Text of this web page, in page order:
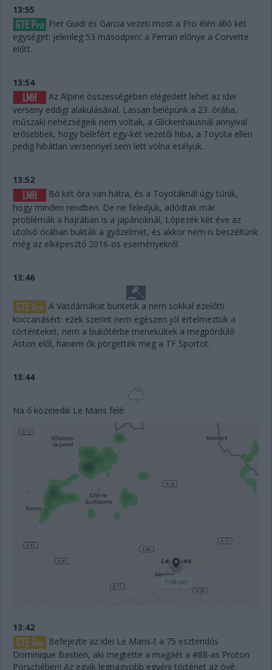
13:55
Pier Guidi és Garcia vezeti most a Pro élén álló két
egységet: jelenleg 53 másodperc a Ferrari előnye a Corvette
előtt.
13:54
Az Alpine összességében elégedett lehet az idei
verseny eddigi alakulásával. Lassan belépünk a 23. órába,
műszaki nehézségeik nem voltak, a Glickenhausnál annyival
erősebbek, hogy belefért egy-két vezetői hiba, a Toyota ellen
pedig hibátlan versennyel sem lett volna esélyük.
13:52
Bő két óra van hátra, és a Toyotáknál úgy tűnik,
hogy minden rendben. De ne feledjük, adódtak már
problémák a hajrában is a japánoknál, Lópezék két éve az
utolsó órában bukták a győzelmet, és akkor nem is beszéltünk
még az elképesztő 2016-os eseményekről.
13:46
A Vasdámákat büntetik a nem sokkal ezelőtti
koccanásért: ezek szerint nem egészen jól értelmeztük a
történteket, nem a bukótérbe menekültek a megpördülő
Aston elől, hanem ők pörgették meg a TF Sportot.
13:44
Na ő közeledik Le Mans felé:
13:42
Befejezte az idei Le Mans-t a 75 esztendős
Dominique Bastien, aki megtette a magáét a #88-as Proton
Porschében! Az egyik legnagyobb egyéni történet az övé.